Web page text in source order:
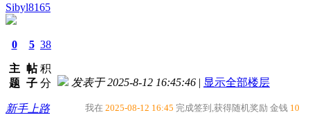
Sibyl8165
0
主
题
5
帖
子
38
积
分
新手上路
发表于 2025-8-12 16:45:46 | 显示全部楼层
我在 2025-08-12 16:45 完成签到,获得随机奖励 金钱 10